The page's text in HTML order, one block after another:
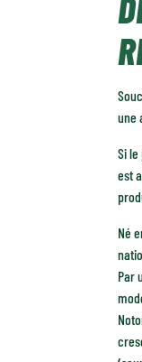
une
Si
est
Né
Par